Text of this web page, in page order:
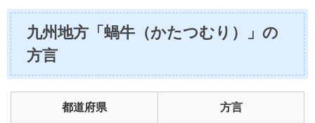
九州地方「蝸牛（かたつむり）」の
方言
都道府県 方言